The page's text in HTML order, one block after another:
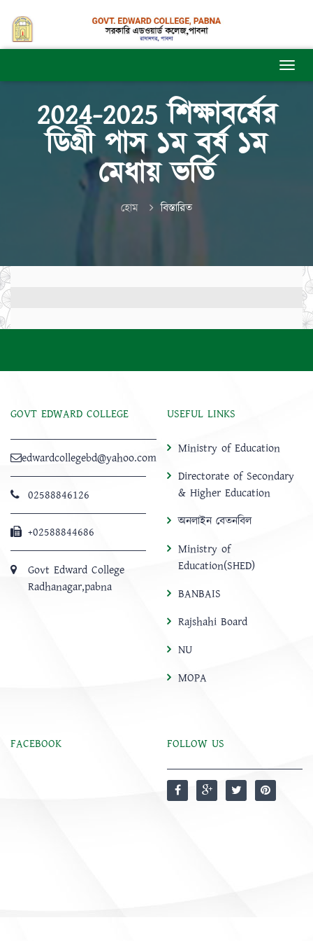
2024-2025 শিক্ষাবর্ষের
ডিগ্রী পাস ১ম বর্ষ ১ম
মেধায় ভর্তি
হোম বিস্তারিত
GOVT EDWARD COLLEGE
edwardcollegebd@yahoo.com
02588846126
+02588844686
Govt Edward College
Radhanagar,pabna
USEFUL LINKS
Ministry of Education
Directorate of Secondary
& Higher Education
অনলাইন বেতনবিল
Ministry of
Education(SHED)
BANBAIS
Rajshahi Board
NU
MOPA
FACEBOOK FOLLOW US